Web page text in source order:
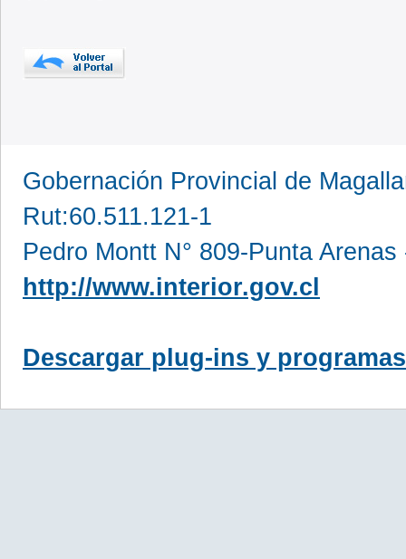
Gobernación Provincial de
Rut:60.511.121-1
Pedro Montt N° 809-Punta
http://www.interior.gov.cl
Descargar plug-ins y